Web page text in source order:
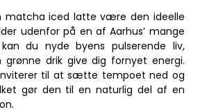
matcha iced latte være den ideelle
udenfor på en af Aarhus’ mange
du nyde byens pulserende liv,
drik give dig fornyet energi.
til at sætte tempoet ned og
gør den til en naturlig del af en